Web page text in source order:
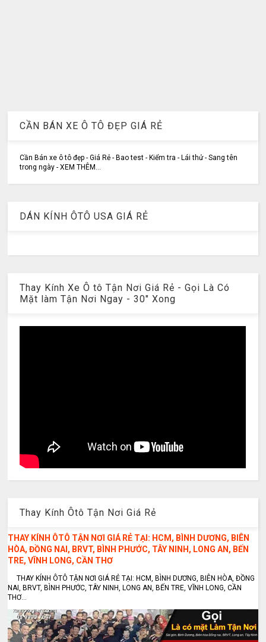
CẦN BÁN XE Ô TÔ ĐẸP GIÁ RẺ
Cần Bán xe ô tô đẹp - Giá Rẻ - Bao test - Kiểm tra - Lái thử - Sang tên
trong ngày - XEM THÊM...
DÁN KÍNH ÔTÔ USA GIÁ RẺ
Thay Kính Xe Ô tô Tận Nơi Giá Rẻ - Gọi Là Có
Mặt làm Tận Nơi Ngay - 30" Xong
Thay Kính Ôtô Tận Nơi Giá Rẻ
THAY KÍNH ÔTÔ TẬN NƠI GIÁ RẺ TẠI: HCM, BÌNH DƯƠNG, BIÊN
HÒA, ĐỒNG NAI, BRVT, BÌNH PHƯỚC, TÂY NINH, LONG AN, BẾN
TRE, VĨNH LONG, CẦN THƠ
THAY KÍNH ÔTÔ TẬN NƠI GIÁ RẺ TẠI: HCM, BÌNH DƯƠNG, BIÊN HÒA, ĐỒNG
NAI, BRVT, BÌNH PHƯỚC, TÂY NINH, LONG AN, BẾN TRE, VĨNH LONG, CẦN
THƠ...